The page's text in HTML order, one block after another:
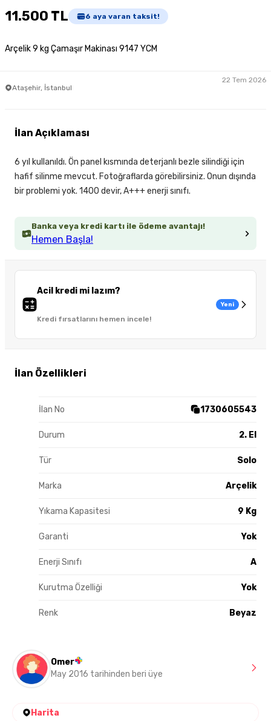
11.500 TL 6 aya varan taksit!
Arçelik 9 kg Çamaşır Makinası 9147 YCM
Ataşehir, İstanbul
22 Tem 2026
Banka veya kredi kartı ile ödeme avantajı!
Hemen Başla!
Acil kredi mi lazım?
Kredi fırsatlarını hemen incele!
Yeni
İlan Özellikleri
İlan No 1730605543
Durum 2. El
Tür Solo
Marka Arçelik
Yıkama Kapasitesi 9 Kg
Garanti Yok
Enerji Sınıfı A
Kurutma Özelliği Yok
Renk Beyaz
İlan Açıklaması
6 yıl kullanıldı. Ön panel kısmında deterjanlı bezle silindiği için
hafif silinme mevcut. Fotoğraflarda görebilirsiniz. Onun dışında
bir problemi yok. 1400 devir, A+++ enerji sınıfı.
Omer
May 2016 tarihinden beri üye
Harita